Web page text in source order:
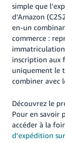
simple que
d’Amazon
en-un
commerce :
inscription aux
uniquement le
combiner avec
Découvrez le
Pour en savoir
accéder à la
d’expédition